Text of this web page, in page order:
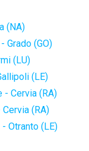
(NA)
Grado (GO)
(LU)
(LE)
- Cervia (RA)
(RA)
Otranto (LE)